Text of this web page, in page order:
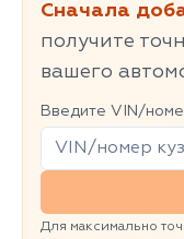
Сначала
получите
вашего
Введите VIN/
Для максимально